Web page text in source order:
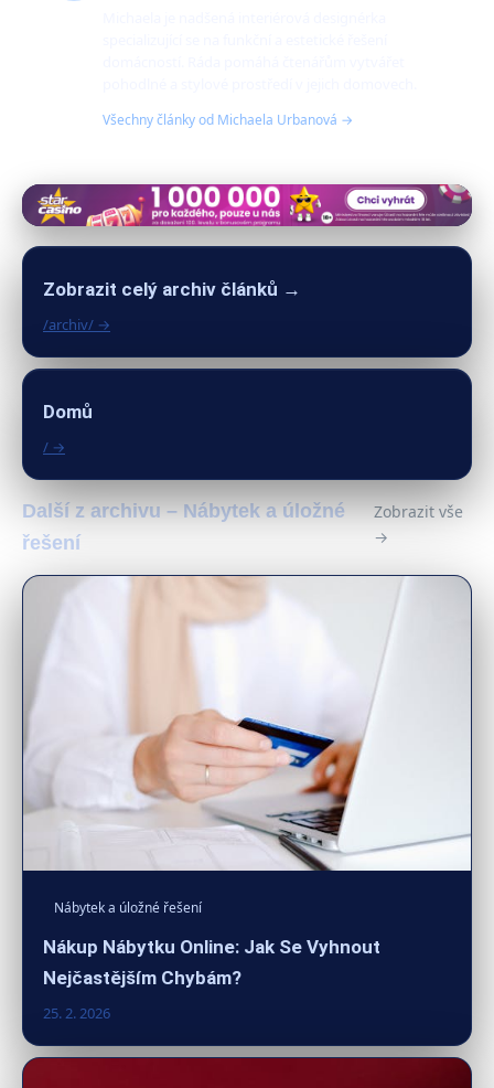
Všechny články od Michaela Urbanová →
Zobrazit celý archiv článků →
/archiv/ →
Domů
/ →
Další z archivu – Nábytek a úložné
řešení
Zobrazit vše
→
Nábytek a úložné řešení
Nákup Nábytku Online: Jak Se Vyhnout
Nejčastějším Chybám?
25. 2. 2026